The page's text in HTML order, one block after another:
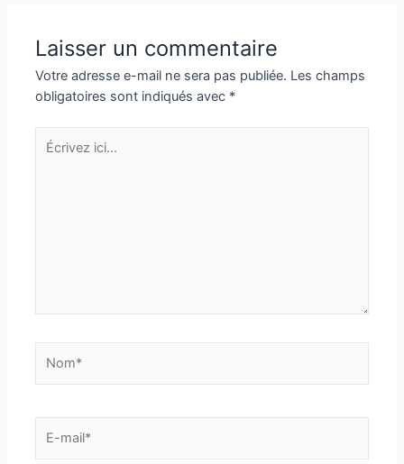
Laisser un commentaire
Votre adresse e-mail ne sera pas publiée. Les champs
obligatoires sont indiqués avec *
Écrivez
ici…
mail*